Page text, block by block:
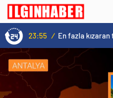
23:55 /